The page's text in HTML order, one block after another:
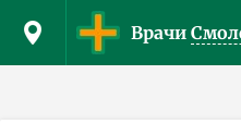
Врачи